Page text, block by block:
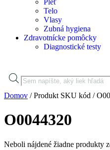
Pleť
Telo
Vlasy
Zubná hygiena
Zdravotnícke pomôcky
Diagnostické testy
Domov / Produkt SKU kód /
O0044320
Neboli nájdené žiadne produkty